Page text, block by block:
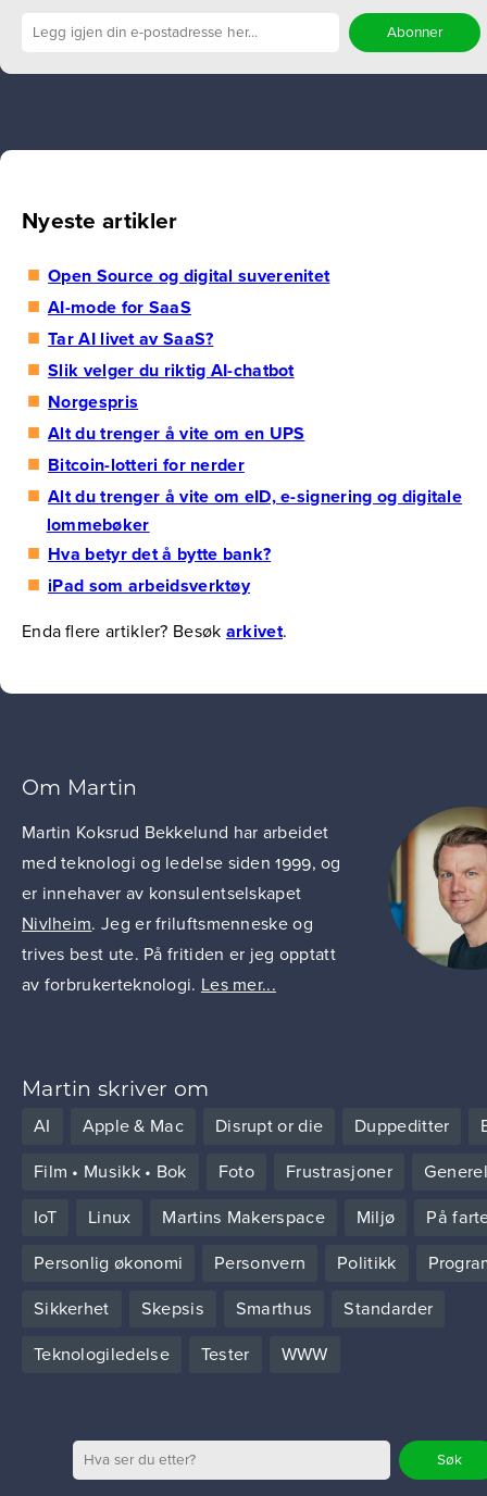
Nyeste artikler
Open Source og digital suverenitet
AI-mode for SaaS
Tar AI livet av SaaS?
Slik velger du riktig AI-chatbot
Norgespris
Alt du trenger å vite om en UPS
Bitcoin-lotteri for nerder
Alt du trenger å vite om eID, e-signering og digitale
lommebøker
Hva betyr det å bytte bank?
iPad som arbeidsverktøy
Enda flere artikler? Besøk arkivet.
Om Martin
Martin Koksrud Bekkelund har arbeidet
med teknologi og ledelse siden 1999, og
er innehaver av konsulentselskapet
Nivlheim. Jeg er friluftsmenneske og
trives best ute. På fritiden er jeg opptatt
av forbrukerteknologi. Les mer...
Martin skriver om
AI Apple & Mac Disrupt or die Duppeditter
Film • Musikk • Bok Foto Frustrasjoner
IoT Linux Martins Makerspace Miljø På
Personlig økonomi Personvern Politikk
Sikkerhet Skepsis Smarthus Standarder
Teknologiledelse Tester WWW